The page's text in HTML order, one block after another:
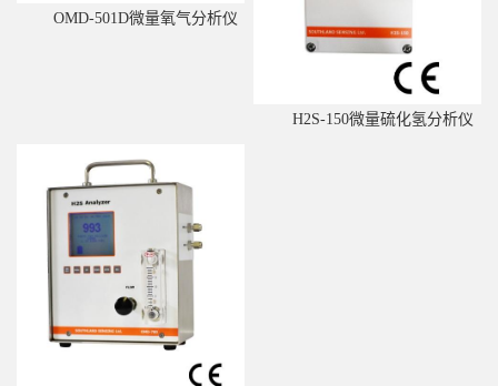
OMD-501D微量氧气分析仪
H2S-150微量硫化氢分析仪